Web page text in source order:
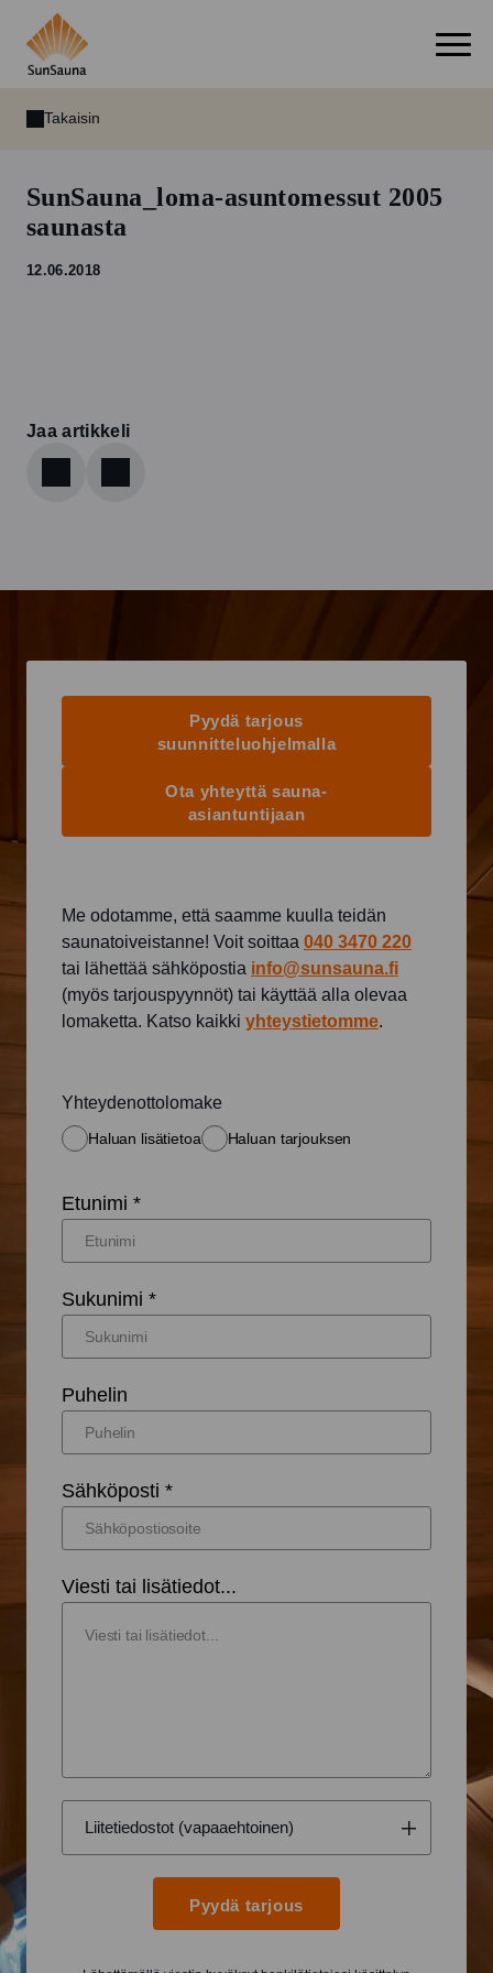
Takaisin
12.06.2018
SunSauna_loma-asuntomessut 2005
saunasta
Jaa artikkeli
Pyydä tarjous
suunnitteluohjelmalla
Ota yhteyttä sauna-
asiantuntijaan
Me odotamme, että saamme kuulla teidän
saunatoiveistanne! Voit soittaa 040 3470 220
tai lähettää sähköpostia info@sunsauna.fi
(myös tarjouspyynnöt) tai käyttää alla olevaa
lomaketta. Katso kaikki yhteystietomme.
Yhteydenottolomake
Haluan lisätietoa Haluan tarjouksen
Etunimi *
Sukunimi *
Puhelin
Sähköposti *
Viesti tai lisätiedot...
Pyydä tarjous